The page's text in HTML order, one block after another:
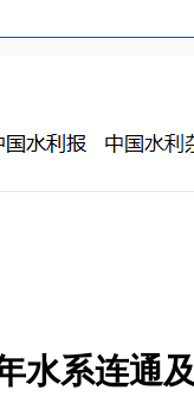
水系连通及